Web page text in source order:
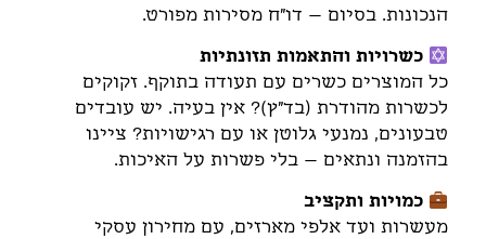
הנכונות. בסיום – דו"ח מסירות מפורט.
כשרויות והתאמות תזונתיות
כל המוצרים כשרים עם תעודה בתוקף. זקוקים
לכשרות מהודרת (בד"ץ)? אין בעיה. יש עובדים
טבעונים, נמנעי גלוטן או עם רגישויות? ציינו
בהזמנה ונתאים – בלי פשרות על האיכות.
כמויות ותקציב
מעשרות ועד אלפי מארזים, עם מחירון עסקי